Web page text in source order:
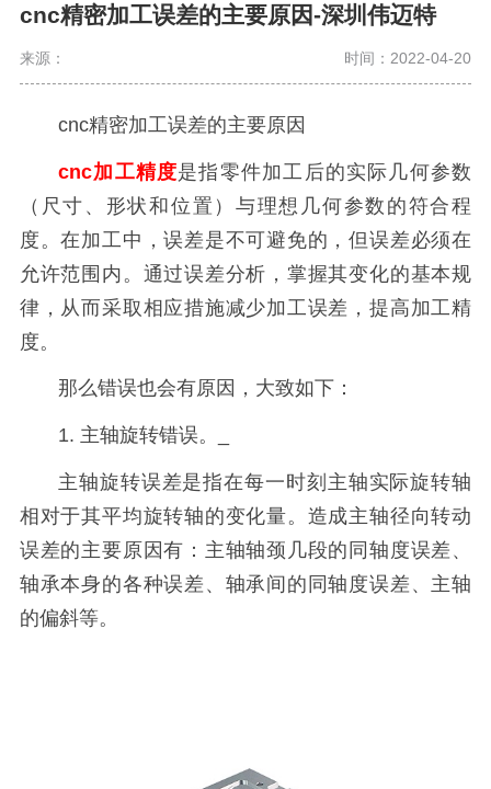
cnc精密加工误差的主要原因-深圳伟迈特
来源： 时间：2022-04-20
cnc精密加工误差的主要原因
cnc加工精度是指零件加工后的实际几何参数
（尺寸、形状和位置）与理想几何参数的符合程
度。在加工中，误差是不可避免的，但误差必须在
允许范围内。通过误差分析，掌握其变化的基本规
律，从而采取相应措施减少加工误差，提高加工精
度。
那么错误也会有原因，大致如下：
1. 主轴旋转错误。_
主轴旋转误差是指在每一时刻主轴实际旋转轴
相对于其平均旋转轴的变化量。造成主轴径向转动
误差的主要原因有：主轴轴颈几段的同轴度误差、
轴承本身的各种误差、轴承间的同轴度误差、主轴
的偏斜等。